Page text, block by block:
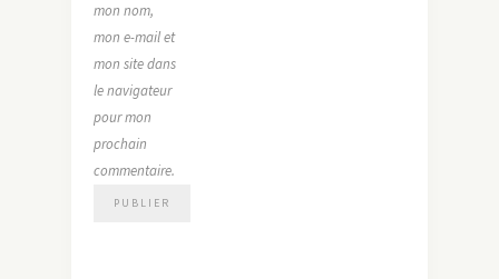
mon nom,
mon e-mail et
mon site dans
le navigateur
pour mon
prochain
commentaire.